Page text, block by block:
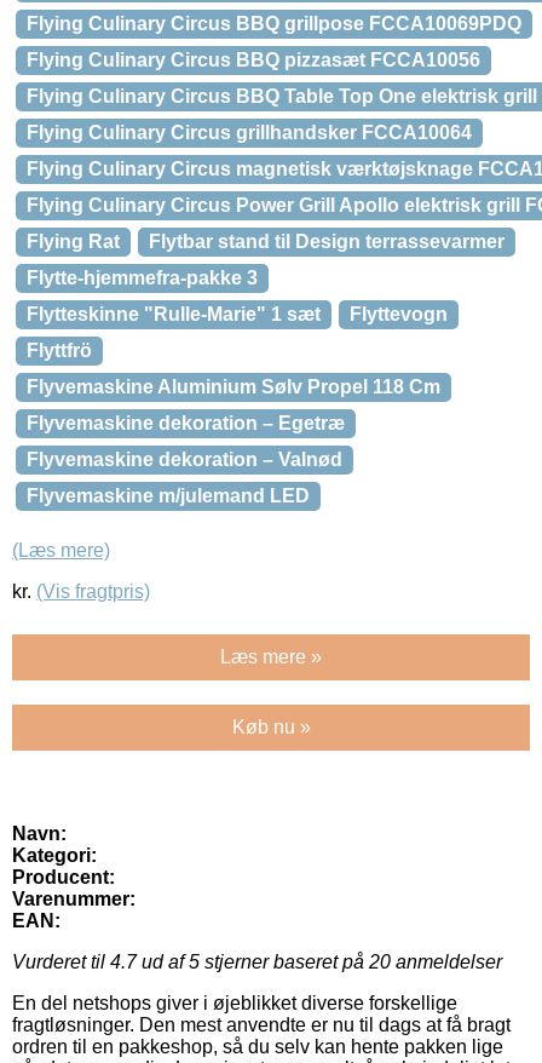
Flying Culinary Circus BBQ grillpose FCCA10069PDQ
Flying Culinary Circus BBQ pizzasæt FCCA10056
Flying Culinary Circus BBQ Table Top One elektrisk grill
Flying Culinary Circus grillhandsker FCCA10064
Flying Culinary Circus magnetisk værktøjsknage
Flying Culinary Circus Power Grill Apollo elektrisk grill
Flying Rat
Flytbar stand til Design terrassevarmer
Flytte-hjemmefra-pakke 3
Flytteskinne "Rulle-Marie" 1 sæt
Flyttevogn
Flyttfrö
Flyvemaskine Aluminium Sølv Propel 118 Cm
Flyvemaskine dekoration – Egetræ
Flyvemaskine dekoration – Valnød
Flyvemaskine m/julemand LED
(Læs mere)
kr. (Vis fragtpris)
Læs mere »
Køb nu »
Navn:
Kategori:
Producent:
Varenummer:
EAN:
Vurderet til 4.7ud af 5 stjerner baseret på 20 anmeldelser
En del netshops giver i øjeblikket diverse forskellige
fragtløsninger. Den mest anvendte er nu til dags at få bragt
ordren til en pakkeshop, så du selv kan hente pakken lige